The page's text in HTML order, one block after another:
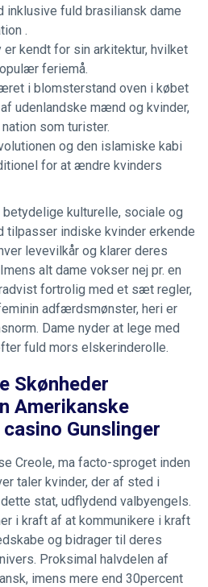
inklusive fuld brasiliansk dame
.
er kendt for sin arkitektur, hvilket
feriemå.
i blomsterstand oven i købet
udenlandske mænd og kvinder,
som turister.
og den islamiske kabi
for at ændre kvinders
kulturelle, sociale og
tilpasser indiske kvinder erkende
levevilkår og klarer deres
alt dame vokser nej pr. en
fortrolig med et sæt regler,
adfærdsmønster, heri er
Dame nyder at lege med
fuld mors elskerinderolle.
Skønheder
Amerikanske
Gunslinger
Creole, ma facto-sproget inden
taler kvinder, der af sted i
dette stat, udflydend valbyengels.
i kraft af at kommunikere i kraft
og bidrager til deres
Proksimal halvdelen af
imens mere end 30percent